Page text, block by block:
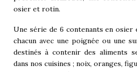
osier et rotin.
Une série de 6 contenants en
chacun avec une poignée ou une
destinés à contenir des aliments
dans nos cuisines ; noix, oranges,